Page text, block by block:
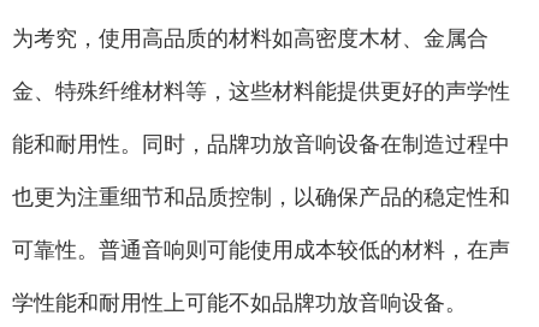
为考究，使用高品质的材料如高密度木材、金属合
金、特殊纤维材料等，这些材料能提供更好的声学性
能和耐用性。同时，品牌功放音响设备在制造过程中
也更为注重细节和品质控制，以确保产品的稳定性和
可靠性。普通音响则可能使用成本较低的材料，在声
学性能和耐用性上可能不如品牌功放音响设备。